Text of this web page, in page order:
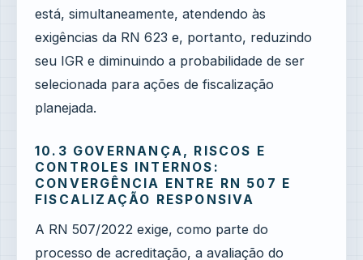
está, simultaneamente, atendendo às
exigências da RN 623 e, portanto, reduzindo
seu IGR e diminuindo a probabilidade de ser
selecionada para ações de fiscalização
planejada.
10.3 GOVERNANÇA, RISCOS E
CONTROLES INTERNOS:
CONVERGÊNCIA ENTRE RN 507 E
FISCALIZAÇÃO RESPONSIVA
A RN 507/2022 exige, como parte do
processo de acreditação, a avaliação do